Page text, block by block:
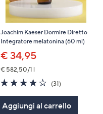
Joachim Kaeser Dormire Diretto
Integratore melatonina (60 ml)
€ 34,95
€ 582,50/1 l
3.9
of
Stars
(31)31
Aggiungi al carrello